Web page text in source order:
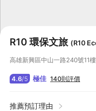
R10 環保文旅 (R10
高雄新興區中山一路240號11
4.6/5 極佳 140則評價
推薦預訂理由